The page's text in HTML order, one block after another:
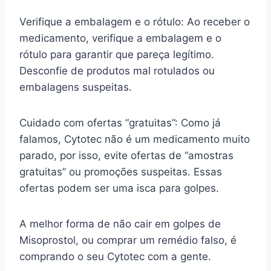
Verifique a embalagem e o rótulo: Ao receber o
medicamento, verifique a embalagem e o
rótulo para garantir que pareça legítimo.
Desconfie de produtos mal rotulados ou
embalagens suspeitas.
Cuidado com ofertas “gratuitas”: Como já
falamos, Cytotec não é um medicamento muito
parado, por isso, evite ofertas de “amostras
gratuitas” ou promoções suspeitas. Essas
ofertas podem ser uma isca para golpes.
A melhor forma de não cair em golpes de
Misoprostol, ou comprar um remédio falso, é
comprando o seu Cytotec com a gente.